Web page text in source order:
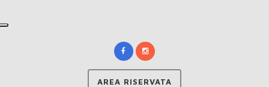
AREA RISERVATA